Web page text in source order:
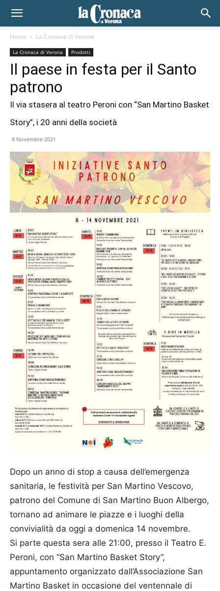
Home La Cronaca di Verona
La Cronaca di Verona Prodotti
Il paese in festa per il Santo
patrono
Il via stasera al teatro Peroni con “San Martino Basket
Story”, i 20 anni della società
8 Novembre 2021
Dopo un anno di stop a causa dell’emergenza
sanitaria, le festività per San Martino Vescovo,
patrono del Comune di San Martino Buon Albergo,
tornano ad animare le piazze e i luoghi della
convivialità da oggi a domenica 14 novembre.
Si parte questa sera alle 21:00, presso il Teatro E.
Peroni, con “San Martino Basket Story”,
appuntamento organizzato dall’Associazione San
Martino Basket in occasione del ventennale di